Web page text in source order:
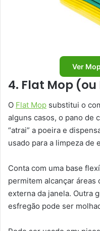
Ver
4. Flat Mop
O Flat Mop substitui o
alguns casos, o pano de
“atrai” a poeira e
usado para a limpeza de
Conta com uma base
permitem alcançar
externa da janela. Outra
esfregão pode ser